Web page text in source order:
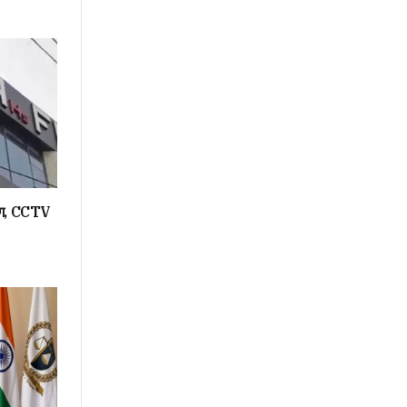
CCTV